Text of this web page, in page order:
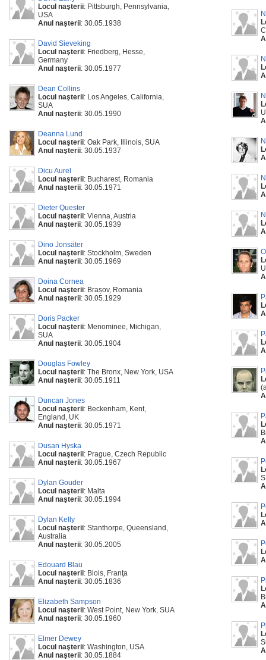
Locul naşterii: Pittsburgh, Pennsylvania,
USA
Anul naşterii: 30.05.1938
David Sieveking
Locul naşterii: Friedberg, Hesse,
Germany
Anul naşterii: 30.05.1977
Dean Collins
Locul naşterii: Los Angeles, California,
SUA
Anul naşterii: 30.05.1990
Deanna Lund
Locul naşterii: Oak Park, Illinois, SUA
Anul naşterii: 30.05.1937
Dicu Aurel
Locul naşterii: Bucharest, Romania
Anul naşterii: 30.05.1971
Dieter Quester
Locul naşterii: Vienna, Austria
Anul naşterii: 30.05.1939
Dino Jonsäter
Locul naşterii: Stockholm, Sweden
Anul naşterii: 30.05.1969
Doina Cornea
Locul naşterii: Brașov, Romania
Anul naşterii: 30.05.1929
Doris Packer
Locul naşterii: Menominee, Michigan,
SUA
Anul naşterii: 30.05.1904
Douglas Fowley
Locul naşterii: The Bronx, New York, USA
Anul naşterii: 30.05.1911
Duncan Jones
Locul naşterii: Beckenham, Kent,
England, UK
Anul naşterii: 30.05.1971
Dusan Hyska
Locul naşterii: Prague, Czech Republic
Anul naşterii: 30.05.1967
Dylan Gouder
Locul naşterii: Malta
Anul naşterii: 30.05.1994
Dylan Kelly
Locul naşterii: Stanthorpe, Queensland,
Australia
Anul naşterii: 30.05.2005
Edouard Blau
Locul naşterii: Blois, Franţa
Anul naşterii: 30.05.1836
Elizabeth Sampson
Locul naşterii: West Point, New York, SUA
Anul naşterii: 30.05.1960
Elmer Dewey
Locul naşterii: Washington, USA
Anul naşterii: 30.05.1884